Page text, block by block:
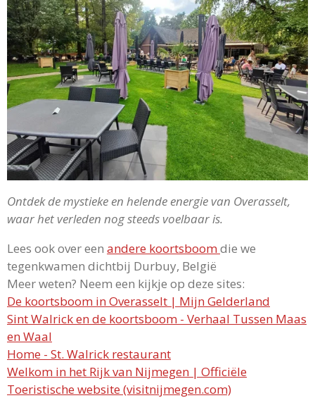
Ontdek de mystieke en helende energie van Overasselt,
waar het verleden nog steeds voelbaar is.
Lees ook over een andere koortsboomdie we
tegenkwamen dichtbij Durbuy, België
Meer weten? Neem een kijkje op deze sites:
De koortsboom in Overasselt | Mijn Gelderland
Sint Walrick en de koortsboom - Verhaal Tussen Maas
en Waal
Home - St. Walrick restaurant
Welkom in het Rijk van Nijmegen | Officiële
Toeristische website (visitnijmegen.com)